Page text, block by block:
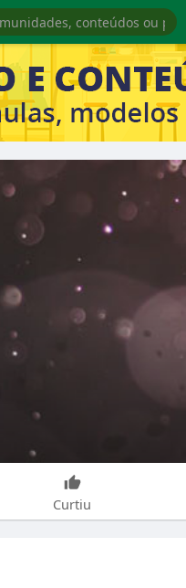
Curtiu